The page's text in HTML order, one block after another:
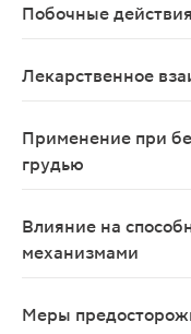
Побочные действия
Лекарственное
Применение при
грудью
Влияние на
механизмами
Меры